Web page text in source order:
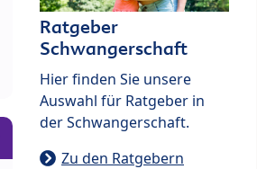
Ratgeber
Schwangerschaft
Hier finden Sie unsere
Auswahl für Ratgeber in
der Schwangerschaft.
Zu den Ratgebern